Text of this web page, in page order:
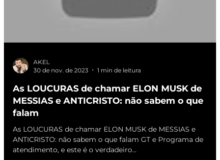
AKEL
30 de nov. de 2023
1 min de leitura
As LOUCURAS de chamar ELON MUSK de
MESSIAS e ANTICRISTO: não sabem o que
falam
As LOUCURAS de chamar ELON MUSK de MESSIAS e
ANTICRISTO: não sabem o que falam GT e Programa de
atendimento, e este é o verdadeiro...